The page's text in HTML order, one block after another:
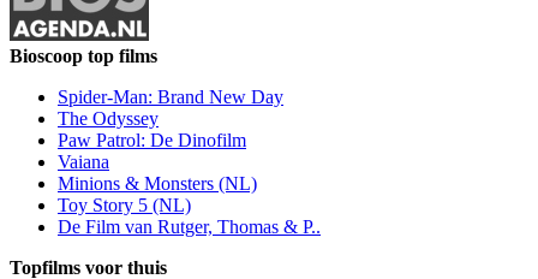
Bioscoop top films
Spider-Man: Brand New Day
The Odyssey
Paw Patrol: De Dinofilm
Vaiana
Minions & Monsters (NL)
Toy Story 5 (NL)
De Film van Rutger, Thomas & P..
Topfilms voor thuis